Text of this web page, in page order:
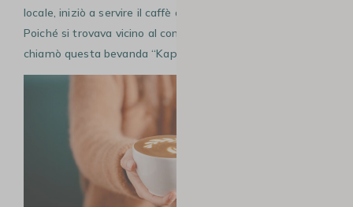
locale, iniziò a servire il caffè aggiungendo della panna.
Poiché si trovava vicino al convento dei Cappuccini,
chiamò questa bevanda “Kapuziner”.